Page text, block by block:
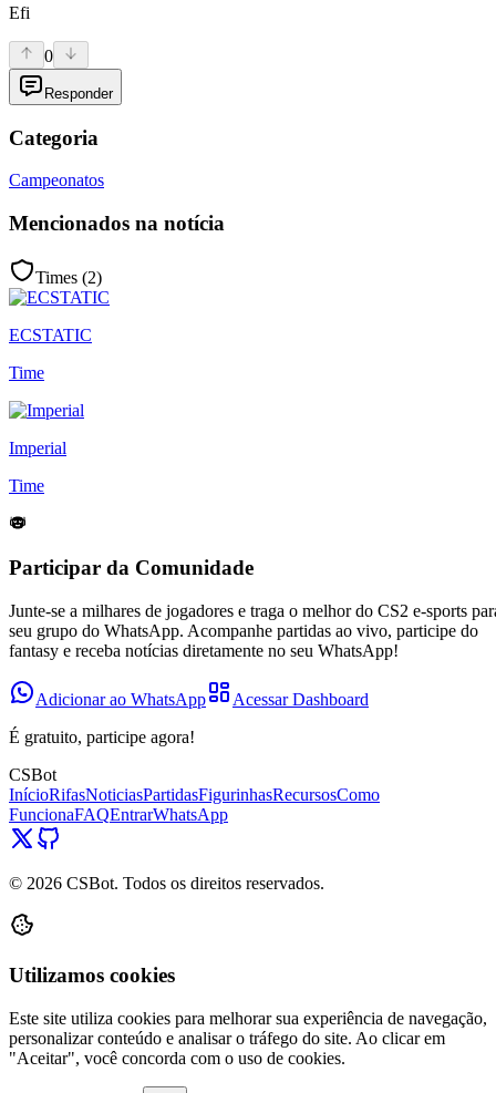
Efi
0
Responder
Categoria
Campeonatos
Mencionados na notícia
Times (2)
ECSTATIC
Time
Imperial
Time
Participar da Comunidade
Junte-se a milhares de jogadores e traga o melhor do CS2 e-sports
seu grupo do WhatsApp. Acompanhe partidas ao vivo, participe do
fantasy e receba notícias diretamente no seu WhatsApp!
Adicionar ao WhatsApp
Acessar Dashboard
É gratuito, participe agora!
CSBot
InícioRifasNoticiasPartidasFigurinhasRecursosComo
FuncionaFAQEntrarWhatsApp
© 2026 CSBot. Todos os direitos reservados.
Utilizamos cookies
Este site utiliza cookies para melhorar sua experiência de navegação,
personalizar conteúdo e analisar o tráfego do site. Ao clicar em
"Aceitar", você concorda com o uso de cookies.